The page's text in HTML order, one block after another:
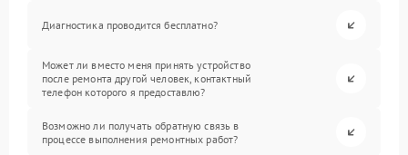
Диагностика проводится бесплатно?
Может ли вместо меня принять устройство
после ремонта другой человек, контактный
телефон которого я предоставлю?
Возможно ли получать обратную связь в
процессе выполнения ремонтных работ?